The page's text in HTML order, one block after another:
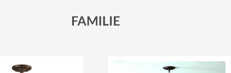
FAMILIE